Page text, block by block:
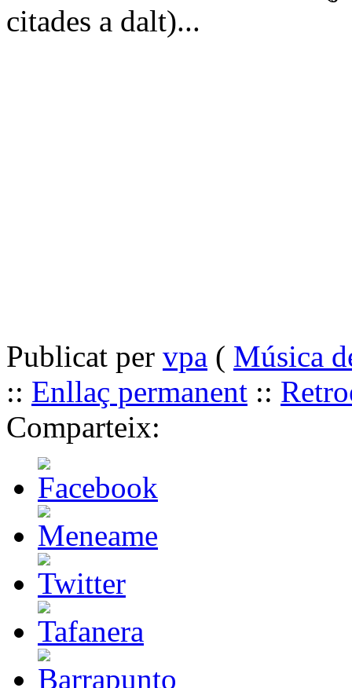
citades a dalt)...
Publicat per vpa ( Música
:: Enllaç permanent ::
Comparteix: